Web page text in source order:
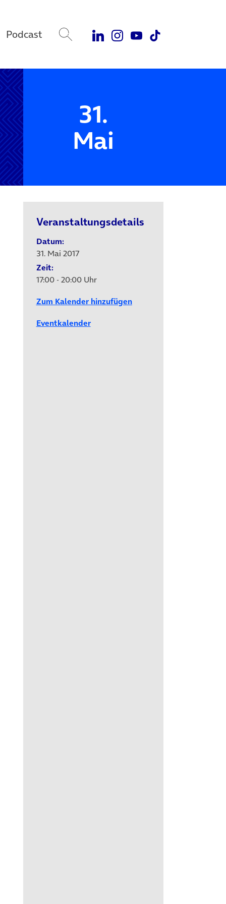
Podcast
31.
Mai
Veranstaltungsdetails
Datum:
31. Mai 2017
Zeit:
17:00 - 20:00 Uhr
Zum Kalender hinzufügen
Eventkalender